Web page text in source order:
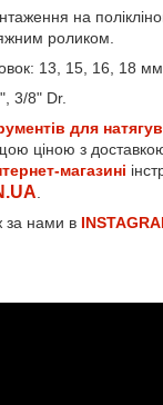
на
роликом.
13, 15, 16, 18 мм.
3/8" Dr.
для
ціною з доставкою
магазині
за нами в